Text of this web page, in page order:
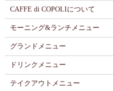
CAFFE di COPOLIについて
モーニング&ランチメニュー
グランドメニュー
ドリンクメニュー
テイクアウトメニュー